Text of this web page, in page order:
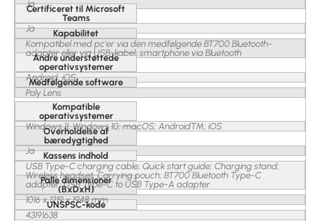
Ja
Certificeret til Microsoft
Teams
Ja
Kapabilitet
Kompatibel med pc'er via den medfølgende BT700 Bluetooth-
adapter eller via USB-kabel; smartphone via Bluetooth
Andre understøttede
operativsystemer
Android, iOS
Medfølgende software
Poly Lens
Kompatible
operativsystemer
Windows 11; Windows 10; macOS; Android™; iOS
Overholdelse af
bæredygtighed
Ja
Kassens indhold
USB Type-C charging cable; Quick start guide; Charging stand;
Wireless headset; Carrying pouch; BT700 Bluetooth Type-C
adapter; USB Type-C to USB Type-A adapter
Palle dimensioner
(BxDxH)
1016 x 1219 x 1948 mm
UNSPSC-kode
43191638